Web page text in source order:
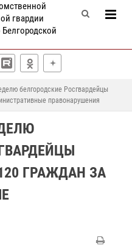
гвардии
белгородские Росгвардейцы
правонарушения
ГРАЖДАН ЗА